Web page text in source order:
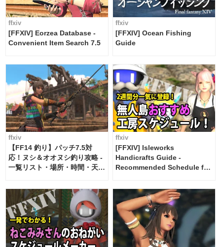
ffxiv
[FFXIV] Eorzea Database -
Convenient Item Search 7.5
ffxiv
[FFXIV] Ocean Fishing
Guide
ffxiv
【FF14 釣り】パッチ7.5対
応！ヌシ＆オオヌシ釣り攻略 -
一覧リスト・場所・時間・天
ffxiv
[FFXIV] Isleworks
Handicrafts Guide -
Recommended Schedule for